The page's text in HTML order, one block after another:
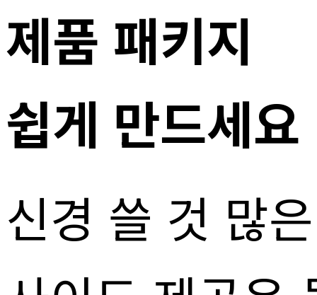
제품 패키지
쉽게 만드세요
신경 쓸 것 많